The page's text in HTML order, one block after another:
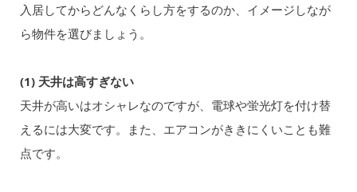
入居してからどんなくらし方をするのか、イメージしなが
ら物件を選びましょう。
(1) 天井は高すぎない
天井が高いはオシャレなのですが、電球や蛍光灯を付け替
えるには大変です。また、エアコンがききにくいことも難
点です。